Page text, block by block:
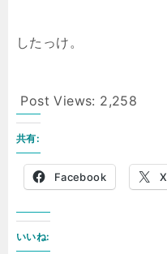
したっけ。
Post Views: 2,258
共有:
Facebook X
いいね: